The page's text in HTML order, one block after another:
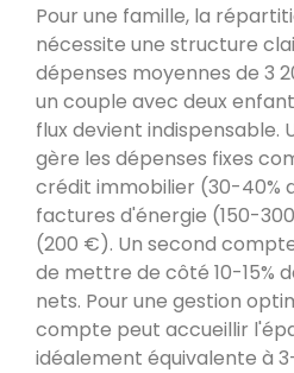
Pour une famille, la
nécessite une structure
dépenses moyennes de 3
un couple avec deux
flux devient indispensable.
gère les dépenses fixes
crédit immobilier (30-40%
factures d'énergie (150-
(200 €). Un second
de mettre de côté 10-15%
nets. Pour une gestion
compte peut accueillir
idéalement équivalente à